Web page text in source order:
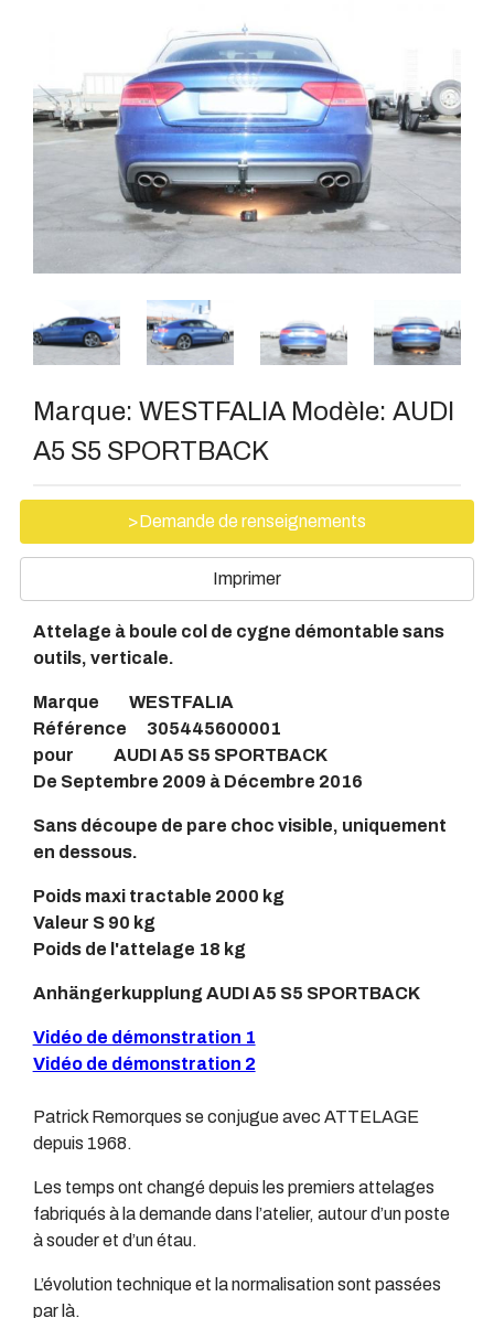
Marque: WESTFALIA Modèle: AUDI
A5 S5 SPORTBACK
>Demande de renseignements
Imprimer
Attelage à boule col de cygne démontable sans
outils, verticale.
Marque WESTFALIA
Référence 305445600001
pour AUDI A5 S5 SPORTBACK
De Septembre 2009 à Décembre 2016
Sans découpe de pare choc visible, uniquement
en dessous.
Poids maxi tractable 2000 kg
Valeur S 90 kg
Poids de l'attelage 18 kg
Anhängerkupplung AUDI A5 S5 SPORTBACK
Vidéo de démonstration 1
Vidéo de démonstration 2
Patrick Remorques se conjugue avec ATTELAGE
depuis 1968.
Les temps ont changé depuis les premiers attelages
fabriqués à la demande dans l’atelier, autour d’un poste
à souder et d’un étau.
L’évolution technique et la normalisation sont passées
par là.